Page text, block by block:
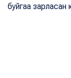
буйгаа зарласан